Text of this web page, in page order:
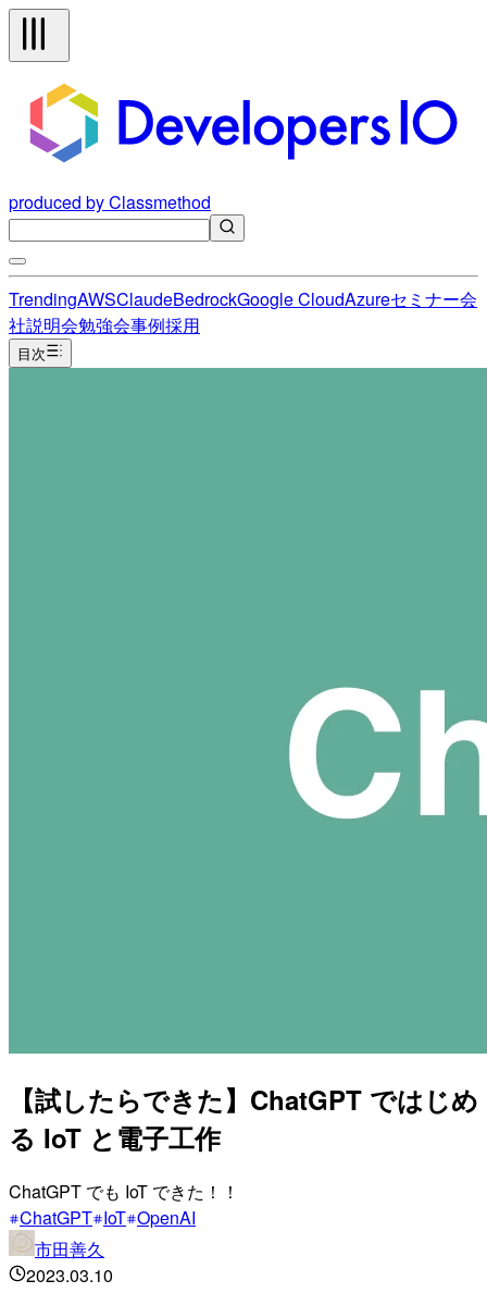
produced by Classmethod
TrendingAWSClaudeBedrockGoogle CloudAzureセミナー会
社説明会勉強会事例採用
目次
【試したらできた】ChatGPT ではじめ
る IoT と電子工作
ChatGPT でも IoT できた！！
ChatGPT IoT OpenAI
市田善久
2023.03.10